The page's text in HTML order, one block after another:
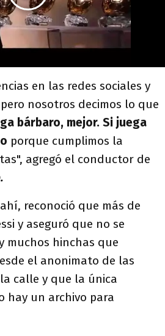
en las redes sociales y
nosotros decimos lo que
bárbaro, mejor. Si juega
porque cumplimos la
agregó el conductor de
reconoció que más de
y aseguró que no se
muchos hinchas que
el anonimato de las
calle y que la única
hay un archivo para